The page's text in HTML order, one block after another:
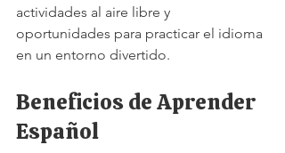
actividades al aire libre y
oportunidades para practicar el idioma
en un entorno divertido.
Beneficios de Aprender
Español